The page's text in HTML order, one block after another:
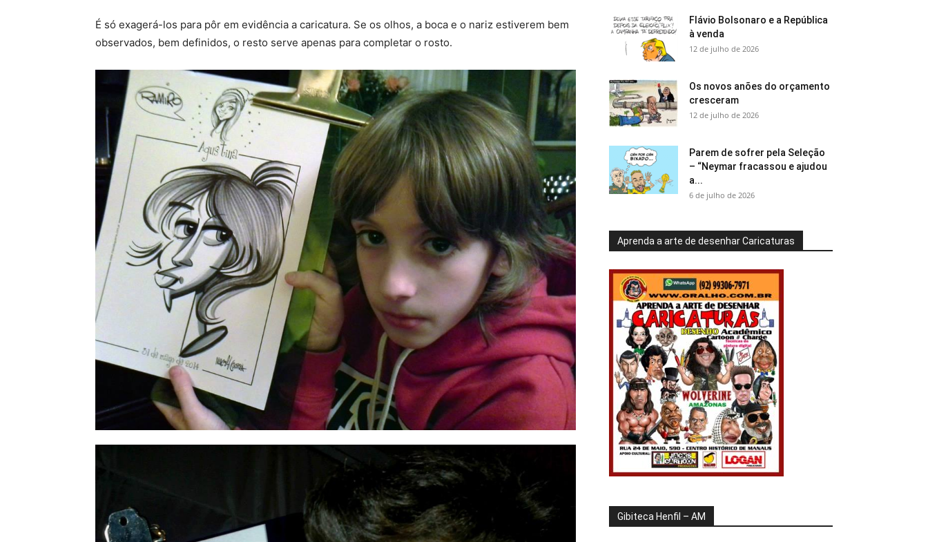
É só exagerá-los para pôr em evidência a caricatura. Se os olhos, a boca e o nariz estiverem bem
observados, bem definidos, o resto serve apenas para completar o rosto.
Flávio Bolsonaro e a República
à venda
12 de julho de 2026
Os novos anões do orçamento
cresceram
12 de julho de 2026
Parem de sofrer pela Seleção
– “Neymar fracassou e ajudou
a...
6 de julho de 2026
Aprenda a arte de desenhar Caricaturas
Gibiteca Henfil – AM